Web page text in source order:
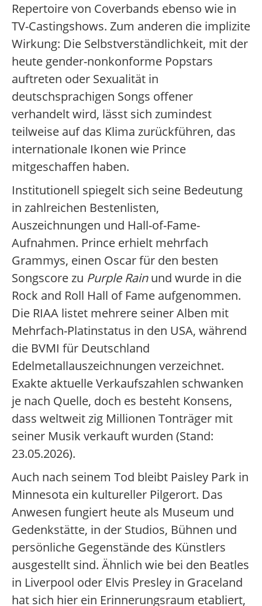
Repertoire von Coverbands ebenso wie in
TV-Castingshows. Zum anderen die implizite
Wirkung: Die Selbstverständlichkeit, mit der
heute gender-nonkonforme Popstars
auftreten oder Sexualität in
deutschsprachigen Songs offener
verhandelt wird, lässt sich zumindest
teilweise auf das Klima zurückführen, das
internationale Ikonen wie Prince
mitgeschaffen haben.
Institutionell spiegelt sich seine Bedeutung
in zahlreichen Bestenlisten,
Auszeichnungen und Hall-of-Fame-
Aufnahmen. Prince erhielt mehrfach
Grammys, einen Oscar für den besten
Songscore zu Purple Rainund wurde in die
Rock and Roll Hall of Fame aufgenommen.
Die RIAA listet mehrere seiner Alben mit
Mehrfach-Platinstatus in den USA, während
die BVMI für Deutschland
Edelmetallauszeichnungen verzeichnet.
Exakte aktuelle Verkaufszahlen schwanken
je nach Quelle, doch es besteht Konsens,
dass weltweit zig Millionen Tonträger mit
seiner Musik verkauft wurden (Stand:
23.05.2026).
Auch nach seinem Tod bleibt Paisley Park in
Minnesota ein kultureller Pilgerort. Das
Anwesen fungiert heute als Museum und
Gedenkstätte, in der Studios, Bühnen und
persönliche Gegenstände des Künstlers
ausgestellt sind. Ähnlich wie bei den Beatles
in Liverpool oder Elvis Presley in Graceland
hat sich hier ein Erinnerungsraum etabliert,